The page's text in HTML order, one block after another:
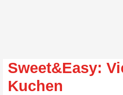
Sweet&Easy:
Kuchen